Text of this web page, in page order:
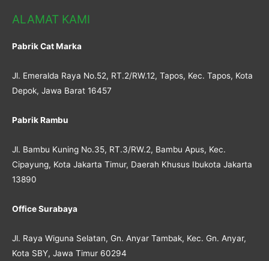
ALAMAT KAMI
Pabrik Cat Marka
Jl. Emeralda Raya No.52, RT.2/RW.12, Tapos, Kec. Tapos, Kota
Depok, Jawa Barat 16457
Pabrik Rambu
Jl. Bambu Kuning No.35, RT.3/RW.2, Bambu Apus, Kec.
Cipayung, Kota Jakarta Timur, Daerah Khusus Ibukota Jakarta
13890
Office Surabaya
Jl. Raya Wiguna Selatan, Gn. Anyar Tambak, Kec. Gn. Anyar,
Kota SBY, Jawa Timur 60294